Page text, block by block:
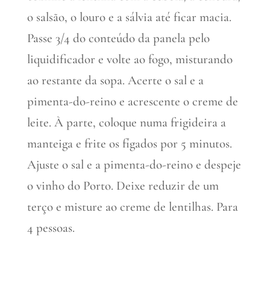
o salsão, o louro e a sálvia até ficar macia.
Passe 3/4 do conteúdo da panela pelo
liquidificador e volte ao fogo, misturando
ao restante da sopa. Acerte o sal e a
pimenta-do-reino e acrescente o creme de
leite. À parte, coloque numa frigideira a
manteiga e frite os fígados por 5 minutos.
Ajuste o sal e a pimenta-do-reino e despeje
o vinho do Porto. Deixe reduzir de um
terço e misture ao creme de lentilhas. Para
4 pessoas.